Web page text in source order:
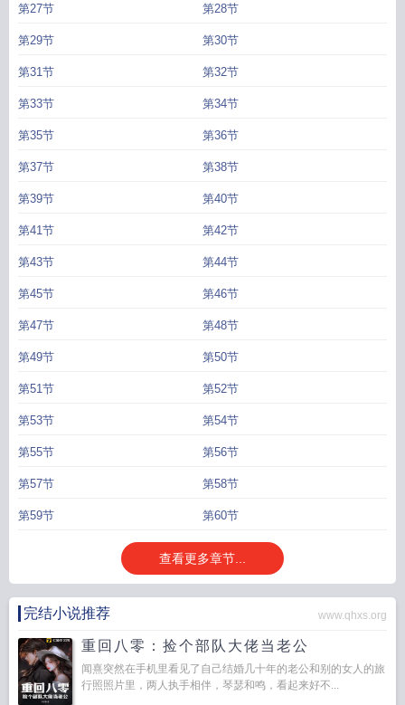
第27节 第28节
第29节 第30节
第31节 第32节
第33节 第34节
第35节 第36节
第37节 第38节
第39节 第40节
第41节 第42节
第43节 第44节
第45节 第46节
第47节 第48节
第49节 第50节
第51节 第52节
第53节 第54节
第55节 第56节
第57节 第58节
第59节 第60节
查看更多章节...
完结小说推荐 www.qhxs.org
重回八零：捡个部队大佬当老公
闻熹突然在手机里看见了自己结婚几十年的老公和别的女人的旅
行照照片里，两人执手相伴，琴瑟和鸣，看起来好不...